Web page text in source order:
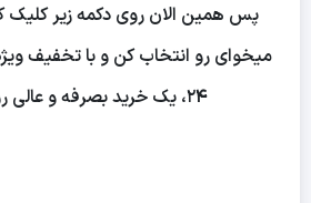
پس همین الان روی دکمه زیر
میخوای رو انتخاب کن و با تخفیف
۲۴، یک خرید بصرفه و عالی رو تجربه کن: